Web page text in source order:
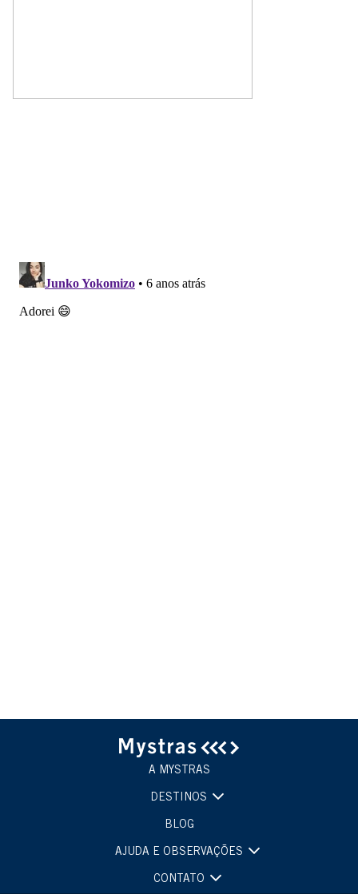
A MYSTRAS
DESTINOS
BLOG
AJUDA E OBSERVAÇÕES
CONTATO